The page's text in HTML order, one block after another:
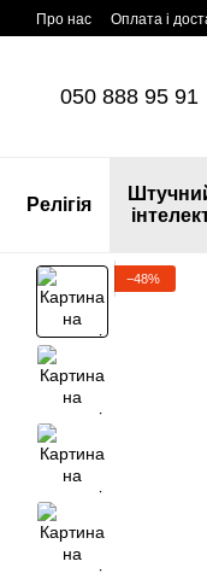
Перейти до основного
Про нас Оплата і
050 888 95 91
Релігія
−48%